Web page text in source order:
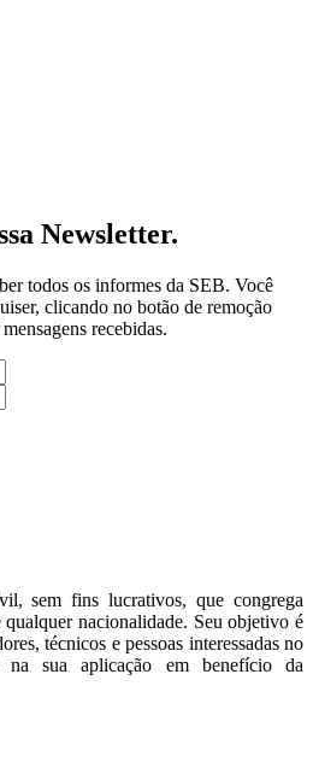
Newsletter.
todos os informes da SEB. Você
clicando no botão de remoção
recebidas.
sem fins lucrativos, que congrega
qualquer nacionalidade. Seu objetivo é
técnicos e pessoas interessadas no
sua aplicação em benefício da